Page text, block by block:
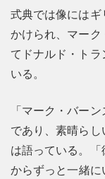
式典では像には
かけられ、マー
てドナルド・ト
いる。
「マーク・バー
であり、素晴ら
は語っている。
からずっと一緒